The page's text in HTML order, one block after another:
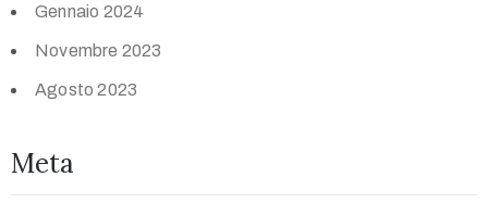
Gennaio 2024
Novembre 2023
Agosto 2023
Meta